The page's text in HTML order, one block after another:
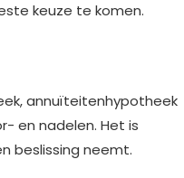
keuze te komen.
annuïteitenhypotheek
en nadelen. Het is
beslissing neemt.